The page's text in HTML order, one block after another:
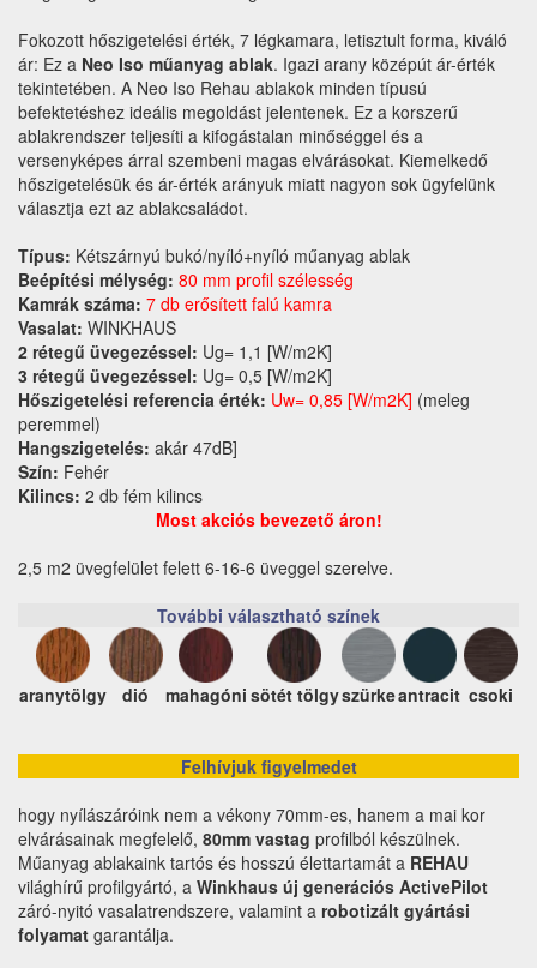
Fokozott hőszigetelési érték, 7 légkamara, letisztult forma, kiváló
ár: Ez a Neo Iso műanyag ablak. Igazi arany középút ár-érték
tekintetében. A Neo Iso Rehau ablakok minden típusú
befektetéshez ideális megoldást jelentenek. Ez a korszerű
ablakrendszer teljesíti a kifogástalan minőséggel és a
versenyképes árral szembeni magas elvárásokat. Kiemelkedő
hőszigetelésük és ár-érték arányuk miatt nagyon sok ügyfelünk
választja ezt az ablakcsaládot.
Típus: Kétszárnyú bukó/nyíló+nyíló műanyag ablak
Beépítési mélység: 80 mm profil szélesség
Kamrák száma: 7 db erősített falú kamra
Vasalat: WINKHAUS
2 rétegű üvegezéssel: Ug= 1,1 [W/m2K]
3 rétegű üvegezéssel: Ug= 0,5 [W/m2K]
Hőszigetelési referencia érték: Uw= 0,85 [W/m2K] (meleg
peremmel)
Hangszigetelés: akár 47dB]
Szín: Fehér
Kilincs: 2 db fém kilincs
Most akciós bevezető áron!
2,5 m2 üvegfelület felett 6-16-6 üveggel szerelve.
További választható színek
aranytölgy dió mahagóni sötét tölgyszürkeantracit csoki
Felhívjuk figyelmedet
hogy nyílászáróink nem a vékony 70mm-es, hanem a mai kor
elvárásainak megfelelő, 80mm vastag profilból készülnek.
Műanyag ablakaink tartós és hosszú élettartamát a REHAU
világhírű profilgyártó, a Winkhaus új generációs ActivePilot
záró-nyitó vasalatrendszere, valamint a robotizált gyártási
folyamat garantálja.